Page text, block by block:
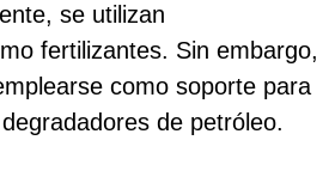
se utilizan
fertilizantes. Sin embargo,
como soporte para
de petróleo.